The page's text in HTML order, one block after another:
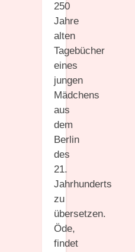
250
Jahre
alten
Tagebücher
eines
jungen
Mädchens
aus
dem
Berlin
des
21.
Jahrhunderts
zu
übersetzen.
Öde,
findet